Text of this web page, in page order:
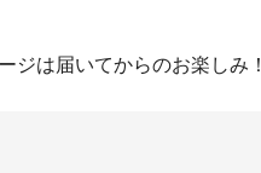
ジは届いてからのお楽しみ！